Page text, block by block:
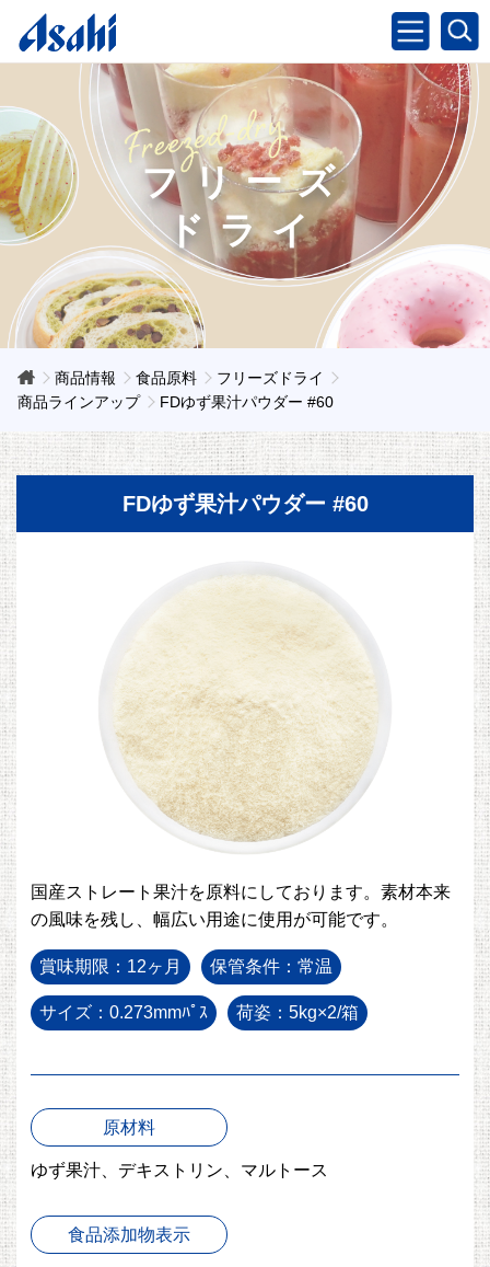
フリーズ
ドライ
商品情報 食品原料
フリーズドライ
商品ラインアップ
FDゆず果汁パウダー #60
FDゆず果汁パウダー #60
国産ストレート果汁を原料にしております。素材本来
の風味を残し、幅広い用途に使用が可能です。
賞味期限：12ヶ月 保管条件：常温
サイズ：0.273mmﾊﾟｽ 荷姿：5kg×2/箱
原材料
ゆず果汁、デキストリン、マルトース
食品添加物表示